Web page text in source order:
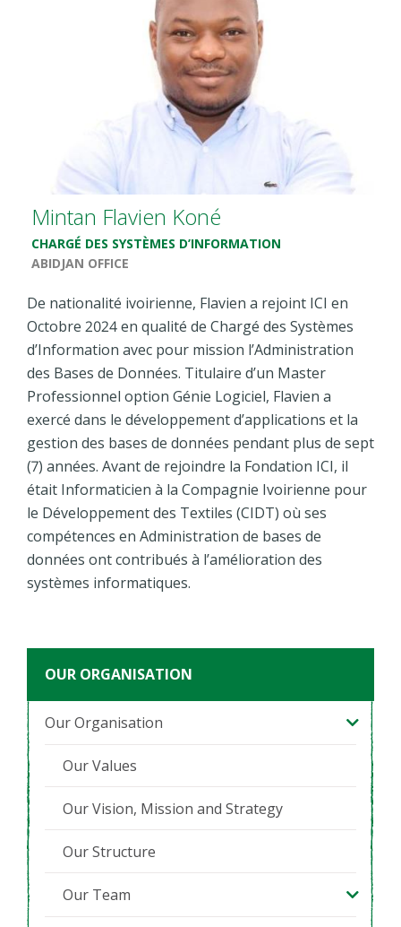
Mintan Flavien Koné
CHARGÉ DES SYSTÈMES D’INFORMATION
ABIDJAN OFFICE
De nationalité ivoirienne, Flavien a rejoint ICI en
Octobre 2024 en qualité de Chargé des Systèmes
d’Information avec pour mission l’Administration
des Bases de Données. Titulaire d’un Master
Professionnel option Génie Logiciel, Flavien a
exercé dans le développement d’applications et la
gestion des bases de données pendant plus de sept
(7) années. Avant de rejoindre la Fondation ICI, il
était Informaticien à la Compagnie Ivoirienne pour
le Développement des Textiles (CIDT) où ses
compétences en Administration de bases de
données ont contribués à l’amélioration des
systèmes informatiques.
OUR ORGANISATION
Our Organisation
Our Values
Our Vision, Mission and Strategy
Our Structure
Our Team